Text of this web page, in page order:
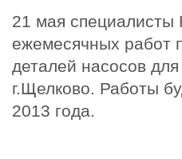
21 мая
ежемесячных работ
деталей насосов
г.Щелково. Работы
2013 года.